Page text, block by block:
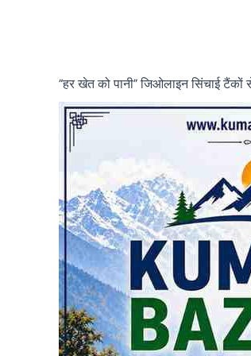
“हर खेत को पानी” जिओलाइन सिंचाई टैंकों